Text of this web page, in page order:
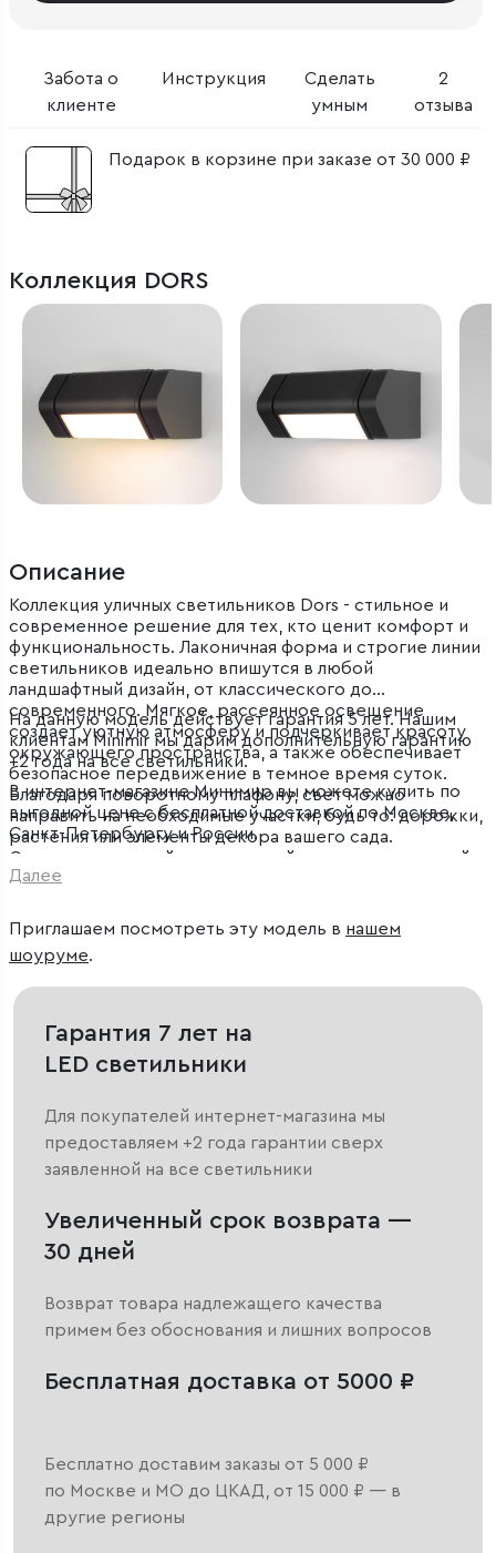
Забота о
клиенте
Инструкция
Сделать
умным
2
отзыва
Подарок в корзине при заказе от 30 000 ₽
Коллекция DORS
Описание
Коллекция уличных светильников Dors - стильное и
современное решение для тех, кто ценит комфорт и
функциональность. Лаконичная форма и строгие линии
светильников идеально впишутся в любой
ландшафтный дизайн, от классического до
современного. Мягкое, рассеянное освещение
создает уютную атмосферу и подчеркивает красоту
окружающего пространства, а также обеспечивает
безопасное передвижение в темное время суток.
Благодаря поворотному плафону, свет можно
направить на необходимые участки, будь то: дорожки,
растения или элементы декора вашего сада.
Светильники устойчивы к воздействию окружающей
среды и прослужат вам долгие годы.
На данную модель действует гарантия 5 лет. Нашим
клиентам Minimir мы дарим дополнительную гарантию
+2 года на все светильники.
В интернет-магазине Минимир вы можете купить по
выгодной цене с бесплатной доставкой по Москве,
Санкт-Петербургу и России.
Далее
Приглашаем посмотреть эту модель в нашем
шоуруме.
Гарантия 7 лет на
LED светильники
Для покупателей интернет-магазина мы
предоставляем +2 года гарантии сверх
заявленной на все светильники
Увеличенный срок возврата —
30 дней
Возврат товара надлежащего качества
примем без обоснования и лишних вопросов
Бесплатная доставка от 5000 ₽
Бесплатно доставим заказы от 5 000 ₽
по Москве и МО до ЦКАД, от 15 000 ₽ — в
другие регионы